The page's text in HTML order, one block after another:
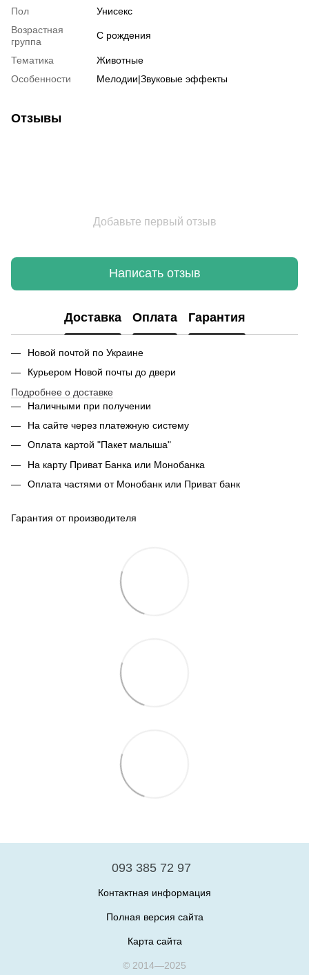
Пол
Унисекс
Возрастная
группа
С рождения
Тематика
Животные
Особенности
Мелодии|Звуковые эффекты
Отзывы
Добавьте первый отзыв
Написать отзыв
Доставка Оплата Гарантия
Новой почтой по Украине
Курьером Новой почты до двери
Подробнее о доставке
Наличными при получении
На сайте через платежную систему
Оплата картой "Пакет малыша"
На карту Приват Банка или Монобанка
Оплата частями от Монобанк или Приват банк
Гарантия от производителя
093 385 72 97
Контактная информация
Полная версия сайта
Карта сайта
© 2014—2025